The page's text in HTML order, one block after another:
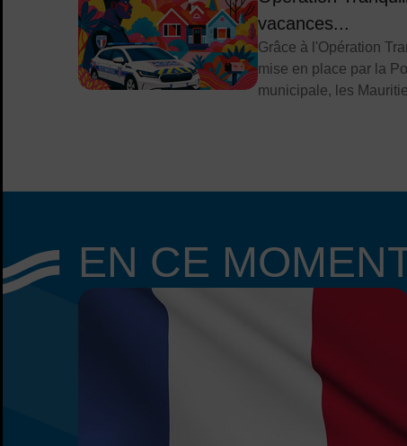
vacances...
Grâce à l'Opération
mise en place par la
municipale, les
EN CE